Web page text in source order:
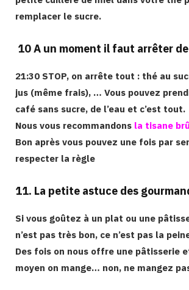
remplacer le sucre.
10 A un moment il faut arrêter
21:30 STOP, on arrête tout : thé au
jus (même frais), … Vous pouvez
café sans sucre, de l’eau et c’est tout.
Nous vous recommandons la tisane
Bon après vous pouvez une fois par
respecter la règle
11. La petite astuce des
Si vous goûtez à un plat ou une
n’est pas très bon, ce n’est pas la
Des fois on nous offre une pâtisserie
moyen on mange… non, ne mangez